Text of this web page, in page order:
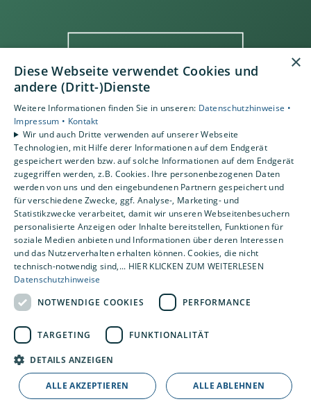
⸻ starkes Netzwerk
Wir sind Teil der führenden
Kooperation in der
×
Diese Webseite verwendet Cookies und
andere (Dritt-)Dienste
Weitere Informationen finden Sie in unseren: Datenschutzhinweise •
Impressum • Kontakt
Wir und auch Dritte verwenden auf unserer Webseite
Technologien, mit Hilfe derer Informationen auf dem Endgerät
gespeichert werden bzw. auf solche Informationen auf dem Endgerät
zugegriffen werden, z.B. Cookies. Ihre personenbezogenen Daten
werden von uns und den eingebundenen Partnern gespeichert und
für verschiedene Zwecke, ggf. Analyse-, Marketing- und
Statistikzwecke verarbeitet, damit wir unseren Webseitenbesuchern
personalisierte Anzeigen oder Inhalte bereitstellen, Funktionen für
soziale Medien anbieten und Informationen über deren Interessen
und das Nutzerverhalten erhalten können. Cookies, die nicht
technisch-notwendig sind,... HIER KLICKEN ZUM WEITERLESEN
Datenschutzhinweise
NOTWENDIGE COOKIES
PERFORMANCE
TARGETING FUNKTIONALITÄT
DETAILS ANZEIGEN
ALLE AKZEPTIEREN ALLE ABLEHNEN